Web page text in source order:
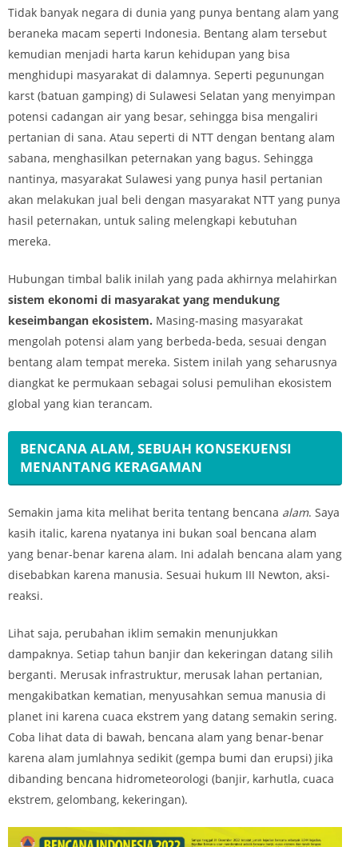
Tidak banyak negara di dunia yang punya bentang alam yang
beraneka macam seperti Indonesia. Bentang alam tersebut
kemudian menjadi harta karun kehidupan yang bisa
menghidupi masyarakat di dalamnya. Seperti pegunungan
karst (batuan gamping) di Sulawesi Selatan yang menyimpan
potensi cadangan air yang besar, sehingga bisa mengaliri
pertanian di sana. Atau seperti di NTT dengan bentang alam
sabana, menghasilkan peternakan yang bagus. Sehingga
nantinya, masyarakat Sulawesi yang punya hasil pertanian
akan melakukan jual beli dengan masyarakat NTT yang punya
hasil peternakan, untuk saling melengkapi kebutuhan
mereka.
Hubungan timbal balik inilah yang pada akhirnya melahirkan
sistem ekonomi di masyarakat yang mendukung
keseimbangan ekosistem. Masing-masing masyarakat
mengolah potensi alam yang berbeda-beda, sesuai dengan
bentang alam tempat mereka. Sistem inilah yang seharusnya
diangkat ke permukaan sebagai solusi pemulihan ekosistem
global yang kian terancam.
BENCANA ALAM, SEBUAH KONSEKUENSI
MENANTANG KERAGAMAN
Semakin jama kita melihat berita tentang bencana alam. Saya
kasih italic, karena nyatanya ini bukan soal bencana alam
yang benar-benar karena alam. Ini adalah bencana alam yang
disebabkan karena manusia. Sesuai hukum III Newton, aksi-
reaksi.
Lihat saja, perubahan iklim semakin menunjukkan
dampaknya. Setiap tahun banjir dan kekeringan datang silih
berganti. Merusak infrastruktur, merusak lahan pertanian,
mengakibatkan kematian, menyusahkan semua manusia di
planet ini karena cuaca ekstrem yang datang semakin sering.
Coba lihat data di bawah, bencana alam yang benar-benar
karena alam jumlahnya sedikit (gempa bumi dan erupsi) jika
dibanding bencana hidrometeorologi (banjir, karhutla, cuaca
ekstrem, gelombang, kekeringan).